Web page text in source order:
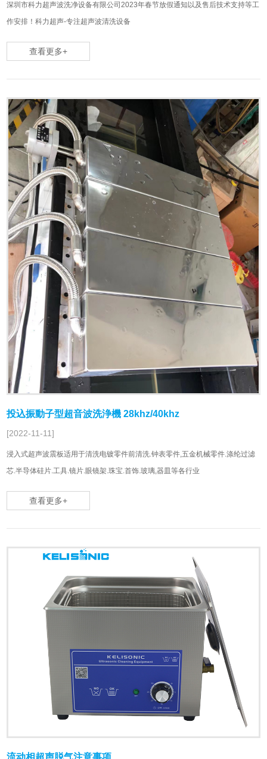
深圳市科力超声波洗净设备有限公司2023年春节放假通知以及售后技术支持等工
作安排！科力超声-专注超声波清洗设备
查看更多+
投込振動子型超音波洗浄機 28khz/40khz
[2022-11-11]
浸入式超声波震板适用于清洗电镀零件前清洗.钟表零件,五金机械零件.涤纶过滤
芯.半导体硅片.工具.镜片.眼镜架.珠宝.首饰.玻璃,器皿等各行业
查看更多+
流动相超声脱气注意事项